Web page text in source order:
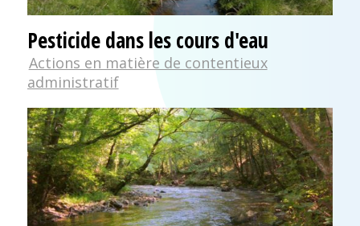
Pesticide dans les cours d'eau
Actions en matière de contentieux
administratif